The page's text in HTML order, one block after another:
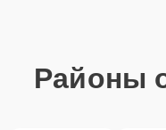
Районы